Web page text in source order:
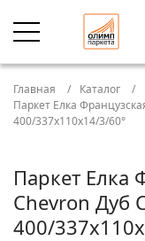
Главная Каталог
Паркет Елка
400/337х110х14/3/60°
Паркет Елка
Chevron Дуб
400/